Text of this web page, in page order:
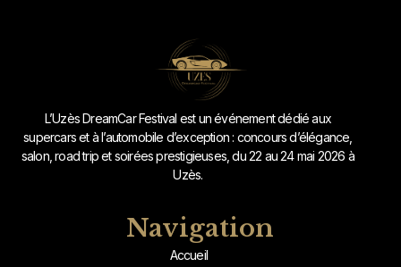
L’Uzès DreamCar Festival est un événement dédié aux
supercars et à l’automobile d’exception : concours d’élégance,
salon, road trip et soirées prestigieuses, du 22 au 24 mai 2026 à
Uzès.
Navigation
Accueil